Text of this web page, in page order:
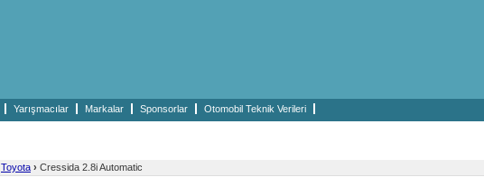
Yarışmacılar Markalar Sponsorlar Otomobil Teknik Verileri
Toyota › Cressida 2.8i Automatic